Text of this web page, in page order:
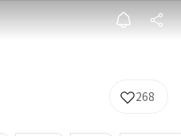
PINK CHU (粉
268